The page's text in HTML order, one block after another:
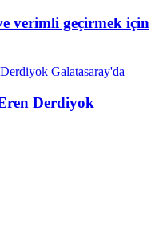
verimli geçirmek için
Derdiyok